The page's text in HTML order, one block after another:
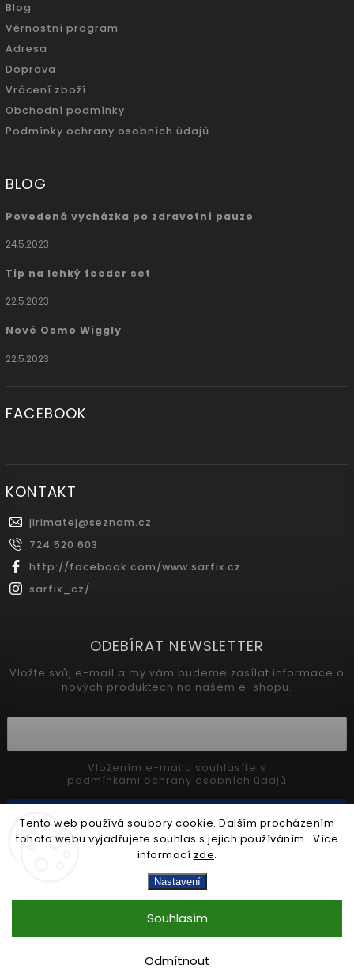
Tento web používá soubory cookie. Dalším procházením
tohoto webu vyjadřujete souhlas s jejich používáním.. Více
informací zde.
Nastavení
Odmítnout
Souhlasím
Blog
Věrnostní program
Adresa
Doprava
Vrácení zboží
Obchodní podmínky
Podmínky ochrany osobních údajů
BLOG
Povedená vycházka po zdravotní pauze
24.5.2023
Tip na lehký feeder set
22.5.2023
Nové Osmo Wiggly
22.5.2023
FACEBOOK
KONTAKT
jirimatej@seznam.cz
724 520 603
http://facebook.com/www.sarfix.cz
sarfix_cz/
ODEBÍRAT NEWSLETTER
Vložte svůj e-mail a my vám budeme zasílat informace o
nových produktech na našem e-shopu.
podmínkami ochrany osobních údajů
sarfix.cz. Všechna práva vyhrazena.
Upravit nastavení cookies
Shoptet| Design